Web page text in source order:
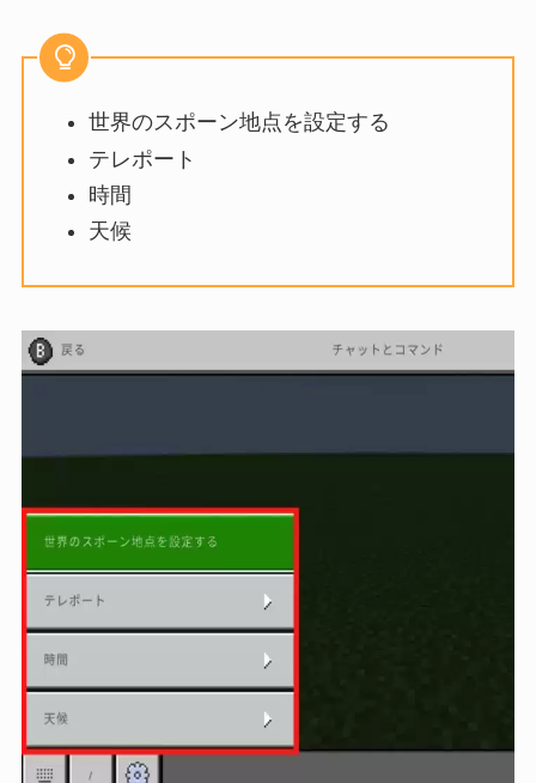
世界のスポーン地点を設定する
テレポート
時間
天候